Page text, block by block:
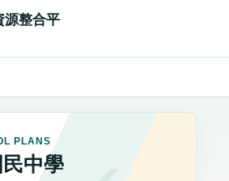
源整合平
PLANS
中學